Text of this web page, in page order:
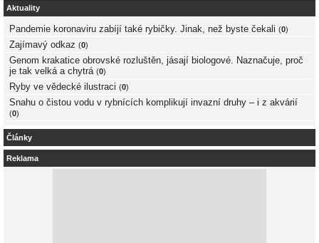
Aktuality
Pandemie koronaviru zabíjí také rybičky. Jinak, než byste čekali (0)
Zajímavý odkaz (0)
Genom krakatice obrovské rozluštěn, jásají biologové. Naznačuje, proč
je tak velká a chytrá (0)
Ryby ve vědecké ilustraci (0)
Snahu o čistou vodu v rybnících komplikují invazní druhy – i z akvárií
(0)
Články
Reklama